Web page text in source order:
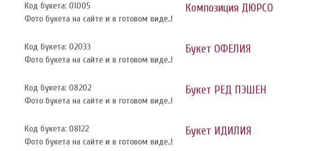
Код букета: 01005
Фото букета на сайте и в готовом виде..!
Композиция ДЮРСО
Код букета: 02033
Фото букета на сайте и в готовом виде..!
Букет ОФЕЛИЯ
Код букета: 08202
Фото букета на сайте и в готовом виде..!
Букет РЕД ПЭШЕН
Код букета: 08122
Фото букета на сайте и в готовом виде..!
Букет ИДИЛИЯ